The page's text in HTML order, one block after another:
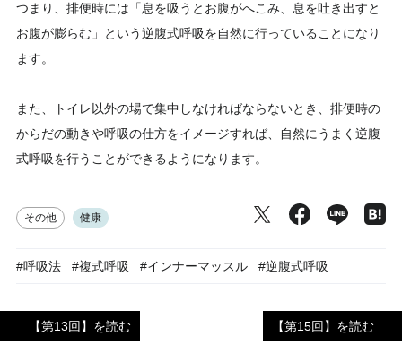
つまり、排便時には「息を吸うとお腹がへこみ、息を吐き出すと
お腹が膨らむ」という逆腹式呼吸を自然に行っていることになり
ます。
また、トイレ以外の場で集中しなければならないとき、排便時の
からだの動きや呼吸の仕方をイメージすれば、自然にうまく逆腹
式呼吸を行うことができるようになります。
その他 健康
#呼吸法 #複式呼吸 #インナーマッスル #逆腹式呼吸
【第13回】を読む 【第15回】を読む